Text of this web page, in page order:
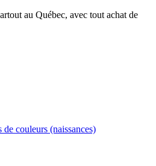
au Québec, avec tout achat de
de couleurs (naissances)